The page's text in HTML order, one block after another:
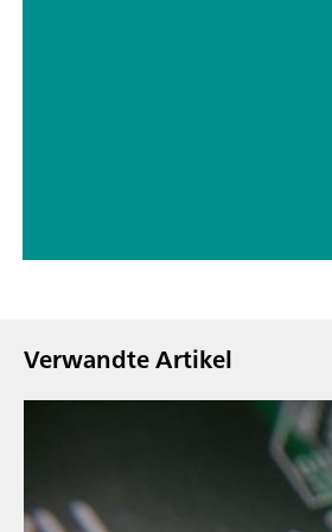
Verwandte Artikel